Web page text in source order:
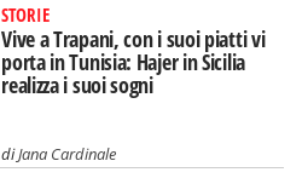
STORIE
Vive a Trapani, con i suoi piatti vi
porta in Tunisia: Hajer in Sicilia
realizza i suoi sogni
diJana Cardinale